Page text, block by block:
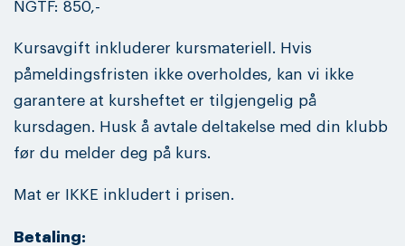
NGTF: 850,-
Kursavgift inkluderer kursmateriell. Hvis
påmeldingsfristen ikke overholdes, kan vi ikke
garantere at kursheftet er tilgjengelig på
kursdagen. Husk å avtale deltakelse med din klubb
før du melder deg på kurs.
Mat er IKKE inkludert i prisen.
Betaling: